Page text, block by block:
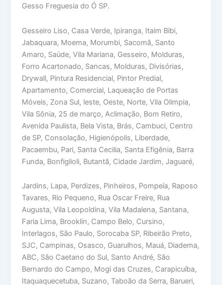
Gesso Freguesia do Ó SP.
Gesseiro Liso, Casa Verde, Ipiranga, Itaim Bibi,
Jabaquara, Moema, Morumbi, Sacomã, Santo
Amaro, Saúde, Vila Mariana, Gesseiro, Molduras,
Forro Acartonado, Sancas, Molduras, Divisórias,
Drywall, Pintura Residencial, Pintor Predial,
Apartamento, Comercial, Laqueação de Portas
Móveis, Zona Sul, leste, Oeste, Norte, Vila Olimpia,
Vila Sônia, 25 de março, Aclimação, Bom Retiro,
Avenida Paulista, Bela Vista, Brás, Cambuci, Centro
de SP, Consolação, Higienópolis, Liberdade,
Pacaembu, Pari, Santa Cecilia, Santa Efigênia, Barra
Funda, Bonfiglioli, Butantã, Cidade Jardim, Jaguaré,
Jardins, Lapa, Perdizes, Pinheiros, Pompeía, Raposo
Tavares, Rio Pequeno, Rua Oscar Freire, Rua
Augusta, Vila Leopoldina, Vila Madalena, Santana,
Faria Lima, Brooklin, Campo Belo, Cursino,
Interlagos, São Paulo, Sorocaba SP, Ribeirão Preto,
SJC, Campinas, Osasco, Guarulhos, Mauá, Diadema,
ABC, São Caetano do Sul, Santo André, São
Bernardo do Campo, Mogi das Cruzes, Carapicuíba,
Itaquaquecetuba, Suzano, Taboão da Serra, Barueri,